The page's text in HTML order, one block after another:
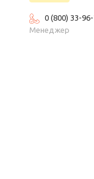
0 (800) 33-
Менеджер